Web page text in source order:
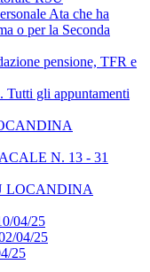
Ata che ha
o per la Seconda
pensione, TFR e
Tutti gli appuntamenti
N. 13 - 31
LOCANDINA
04/25
04/25
25